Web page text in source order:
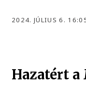
2024. JÚLIUS 6.
Hazatért a